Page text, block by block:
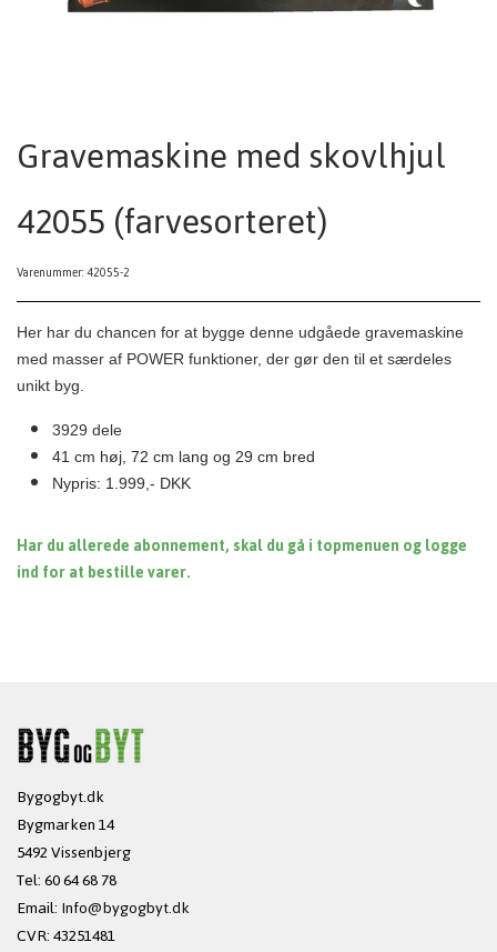
Gravemaskine med skovlhjul
42055 (farvesorteret)
Varenummer: 42055-2
Her har du chancen for at bygge denne udgåede gravemaskine
med masser af POWER funktioner, der gør den til et særdeles
unikt byg.
3929 dele
41 cm høj, 72 cm lang og 29 cm bred
Nypris: 1.999,- DKK
Har du allerede abonnement, skal du gå i topmenuen og logge
ind for at bestille varer.
Bygogbyt.dk
Bygmarken 14
5492 Vissenbjerg
Tel: 60 64 68 78
Email:Info@bygogbyt.dk
CVR: 43251481